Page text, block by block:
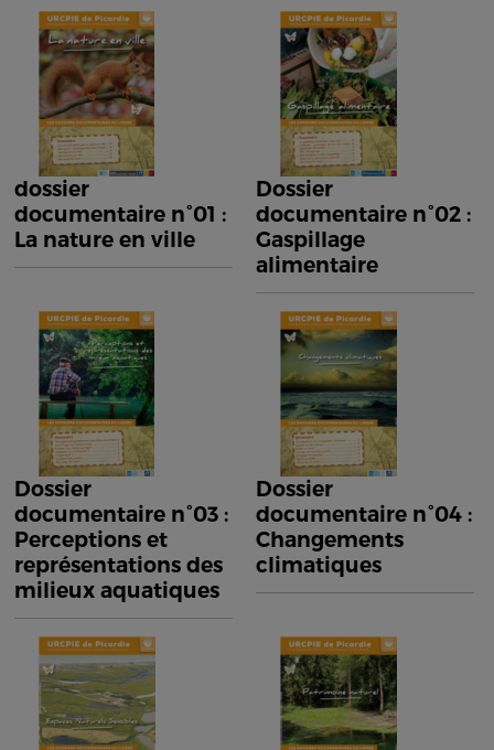
dossier
documentaire n°01 :
La nature en ville
Dossier
documentaire n°02 :
Gaspillage
alimentaire
Dossier
documentaire n°03 :
Perceptions et
représentations des
milieux aquatiques
Dossier
documentaire n°04 :
Changements
climatiques